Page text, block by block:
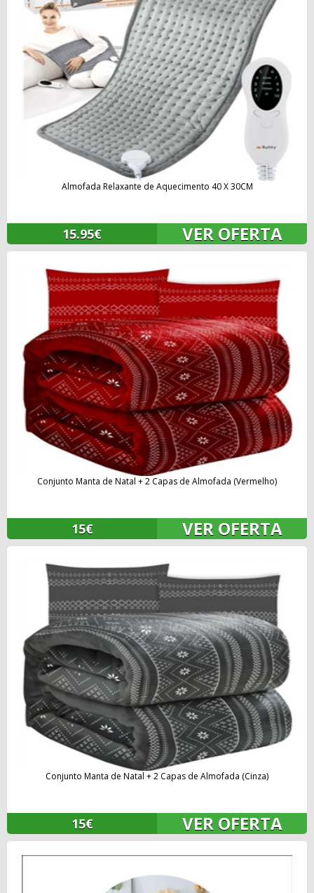
Almofada Relaxante de Aquecimento 40 X 30CM
15.95€ VER OFERTA
Conjunto Manta de Natal + 2 Capas de Almofada (Vermelho)
15€ VER OFERTA
Conjunto Manta de Natal + 2 Capas de Almofada (Cinza)
15€ VER OFERTA